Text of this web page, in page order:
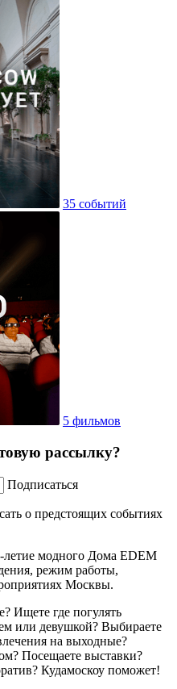
35 событий
5 фильмов
рассылку?
Подписаться
о предстоящих событиях
летие модного Дома EDEM
режим работы,
Москвы.
Ищете где погулять
или девушкой? Выбираете
на выходные?
Посещаете выставки?
Кудамоскоу поможет!